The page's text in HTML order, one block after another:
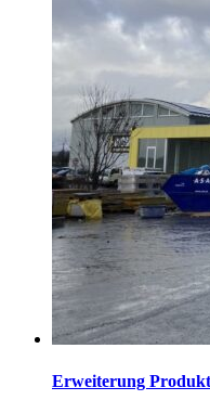
Erweiterung